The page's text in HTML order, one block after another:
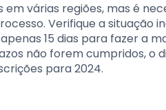
várias regiões, mas é
Verifique a situação
15 dias para fazer a
não forem cumpridos,
para 2024.